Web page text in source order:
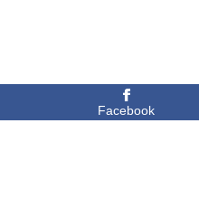
Facebook